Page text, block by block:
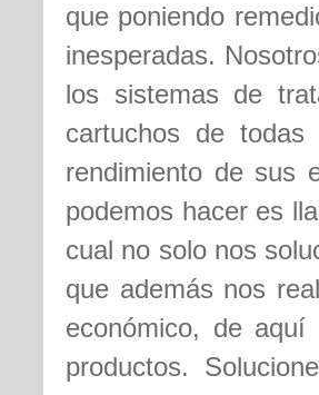
que poniendo
inesperadas.
los sistemas de
cartuchos de
rendimiento de sus
podemos hacer es
cual no solo nos
que además nos
económico, de
productos.